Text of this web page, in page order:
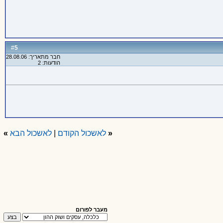
#
5
חבר מתאריך: 28.08.06
הודעות: 2
« לאשכול הקודם |לאשכול הבא »
מעבר לפורום